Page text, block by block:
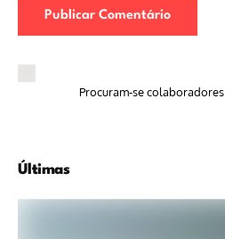
Procuram-se colaboradores
Últimas